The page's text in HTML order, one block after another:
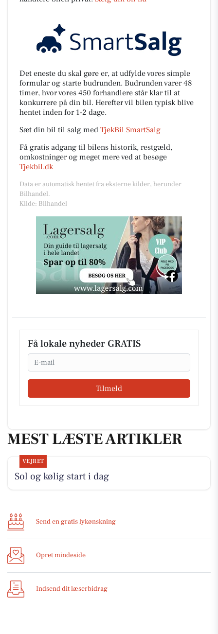
Det eneste du skal gøre er, at udfylde vores simple
formular og starte budrunden. Budrunden varer 48
timer, hvor vores 450 forhandlere står klar til at
konkurrere på din bil. Herefter vil bilen typisk blive
hentet inden for 1-2 dage.
Sæt din bil til salg med TjekBil SmartSalg
Få gratis adgang til bilens historik, restgæld,
omkostninger og meget mere ved at besøge
Tjekbil.dk
Data er automatisk hentet fra eksterne kilder, herunder
Bilhandel.
Kilde: Bilhandel
Få lokale nyheder GRATIS
Email
Tilmeld
MEST LÆSTE ARTIKLER
VEJRET
Sol og kølig start i dag
Send en gratis lykønskning
Opret mindeside
Indsend dit læserbidrag